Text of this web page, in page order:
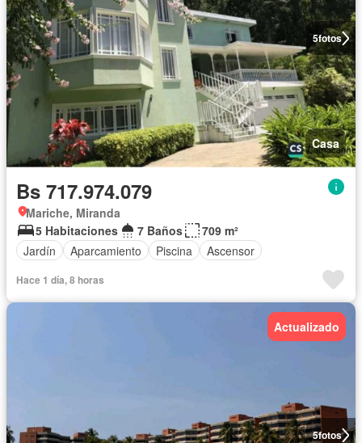
5fotos
Casa
Bs 717.974.079
Mariche, Miranda
5 Habitaciones
7 Baños
709 m²
Jardín
Aparcamiento Piscina Ascensor
Hace 1 día, 8 horas
5fotos
Actualizado